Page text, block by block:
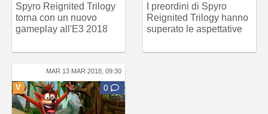
Spyro Reignited Trilogy
torna con un nuovo
gameplay all'E3 2018
I preordini di Spyro
Reignited Trilogy hanno
superato le aspettative
MAR 13 MAR 2018, 09:30
V 0